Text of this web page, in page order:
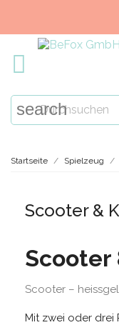

search
Startseite Spielzeug
Scooter &
Scooter
Scooter –
Mit zwei oder drei